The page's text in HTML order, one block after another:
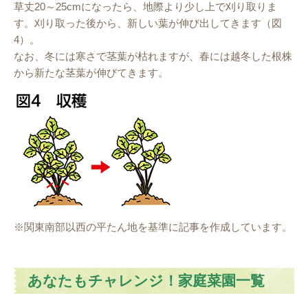
草丈20～25cmになったら、地際より少し上で刈り取りま
す。刈り取った後から、新しい葉が伸び出してきます（図
4）。
なお、冬には寒さで茎葉が枯れますが、春には越冬した根株
から新たな茎葉が伸びてきます。
※関東南部以西の平たん地を基準に記事を作成しています。
あなたもチャレンジ！家庭菜園一覧